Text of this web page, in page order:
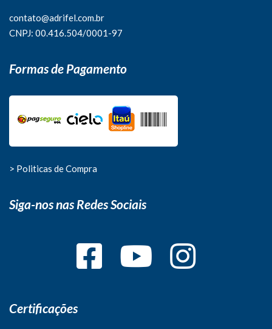
contato@adrifel.com.br
CNPJ: 00.416.504/0001-97
Formas de Pagamento
> Politicas de Compra
Siga-nos nas Redes Sociais
Certificações